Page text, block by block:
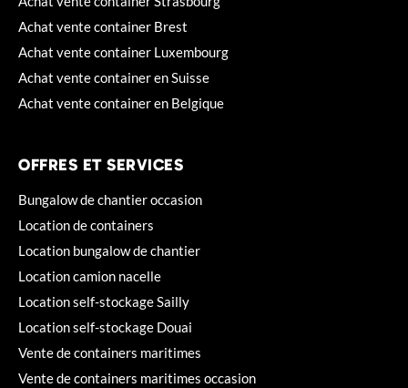
Achat vente container Brest
Achat vente container Luxembourg
Achat vente container en Suisse
Achat vente container en Belgique
OFFRES ET SERVICES
Bungalow de chantier occasion
Location de containers
Location bungalow de chantier
Location camion nacelle
Location self-stockage Sailly
Location self-stockage Douai
Vente de containers maritimes
Vente de containers maritimes occasion